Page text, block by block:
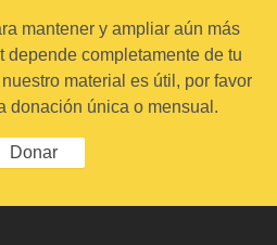
mantener y ampliar aún más
depende completamente de tu
material es útil, por favor
donación única o mensual.
Donar